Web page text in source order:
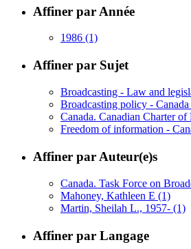
Affiner par Année
1986 (1)
Affiner par Sujet
Broadcasting - Law and
Broadcasting policy - Canada
Canada. Canadian Charter of
Freedom of information -
Affiner par Auteur(e)s
Canada. Task Force on
Mahoney, Kathleen E (1)
Martin, Sheilah L., 1957- (1)
Affiner par Langage